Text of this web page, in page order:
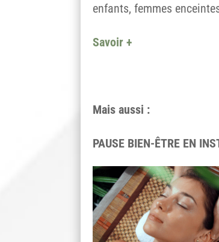
enfants, femmes
Savoir +
Mais aussi :
PAUSE BIEN-ÊTRE EN